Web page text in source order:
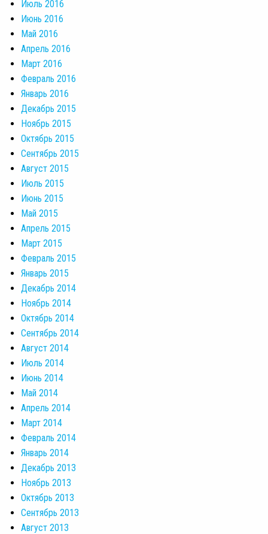
Июль 2016
Июнь 2016
Май 2016
Апрель 2016
Март 2016
Февраль 2016
Январь 2016
Декабрь 2015
Ноябрь 2015
Октябрь 2015
Сентябрь 2015
Август 2015
Июль 2015
Июнь 2015
Май 2015
Апрель 2015
Март 2015
Февраль 2015
Январь 2015
Декабрь 2014
Ноябрь 2014
Октябрь 2014
Сентябрь 2014
Август 2014
Июль 2014
Июнь 2014
Май 2014
Апрель 2014
Март 2014
Февраль 2014
Январь 2014
Декабрь 2013
Ноябрь 2013
Октябрь 2013
Сентябрь 2013
Август 2013